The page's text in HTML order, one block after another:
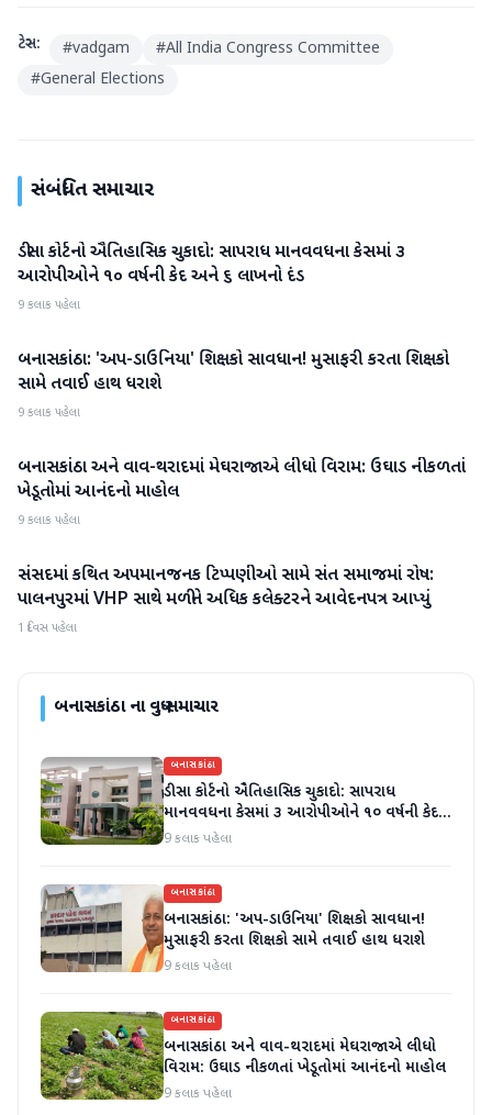
ટેગ્સ: #vadgam #All India Congress Committee
#General Elections
સંબંધિત સમાચાર
બનાસકાંઠા
ડીસા કોર્ટનો ઐતિહાસિક ચુકાદો: સાપરાધ માનવવધના કેસમાં ૩
આરોપીઓને ૧૦ વર્ષની કેદ અને ૬ લાખનો દંડ
9 કલાક પહેલા
બનાસકાંઠા
બનાસકાંઠા: 'અપ-ડાઉનિયા' શિક્ષકો સાવધાન! મુસાફરી કરતા શિક્ષકો
સામે તવાઈ હાથ ધરાશે
9 કલાક પહેલા
બનાસકાંઠા
બનાસકાંઠા અને વાવ-થરાદમાં મેઘરાજાએ લીધો વિરામ: ઉઘાડ નીકળતાં
ખેડૂતોમાં આનંદનો માહોલ
9 કલાક પહેલા
બનાસકાંઠા
સંસદમાં કથિત અપમાનજનક ટિપ્પણીઓ સામે સંત સમાજમાં રોષ:
પાલનપુરમાં VHP સાથે મળીને અધિક કલેક્ટરને આવેદનપત્ર આપ્યું
1 દિવસ પહેલા
બનાસકાંઠાના વધુ સમાચાર
બનાસકાંઠા
ડીસા કોર્ટનો ઐતિહાસિક ચુકાદો: સાપરાધ
માનવવધના કેસમાં ૩ આરોપીઓને ૧૦ વર્ષની કેદ
અને ૬ લાખનો દંડ
9 કલાક પહેલા
બનાસકાંઠા
બનાસકાંઠા: 'અપ-ડાઉનિયા' શિક્ષકો સાવધાન!
મુસાફરી કરતા શિક્ષકો સામે તવાઈ હાથ ધરાશે
9 કલાક પહેલા
બનાસકાંઠા
બનાસકાંઠા અને વાવ-થરાદમાં મેઘરાજાએ લીધો
વિરામ: ઉઘાડ નીકળતાં ખેડૂતોમાં આનંદનો માહોલ
9 કલાક પહેલા